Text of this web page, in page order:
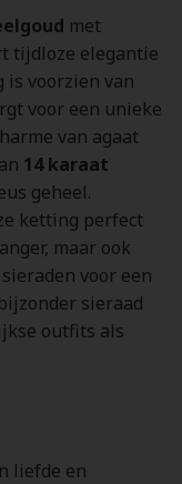
met
tijdloze elegantie
is voorzien van
voor een unieke
van agaat
14 karaat
geheel.
ketting perfect
maar ook
voor een
sieraad
outfits als
liefde en